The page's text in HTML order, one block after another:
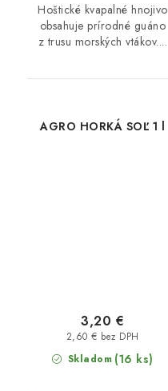
Hoštické kvapalné hnojivo
obsahuje prírodné guáno
z trusu morských vtákov....
AGRO HORKÁ SOĽ 1 l
Skladom (16 ks)
2,60 € bez DPH
3,20 €